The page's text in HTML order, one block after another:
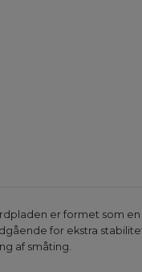
er formet som
for ekstra
af småting.